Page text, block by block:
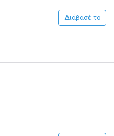
Διάβασέ το